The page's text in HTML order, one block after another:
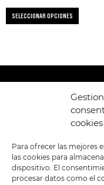
cookies
Para ofrecer las mejores
las cookies para
dispositivo. El
procesar datos como el
SELECCIONAR OPCIONES
LEGAL
POLÍTICA DE
PRIVACIDAD
TÉRMINOS Y